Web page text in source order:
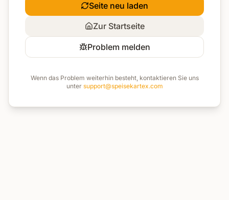
Seite neu laden
Zur Startseite
Problem melden
Wenn das Problem weiterhin besteht, kontaktieren Sie uns
unter support@speisekartex.com